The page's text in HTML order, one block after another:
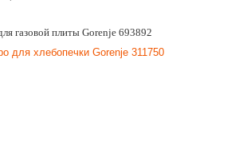
газовой плиты Gorenje 693892